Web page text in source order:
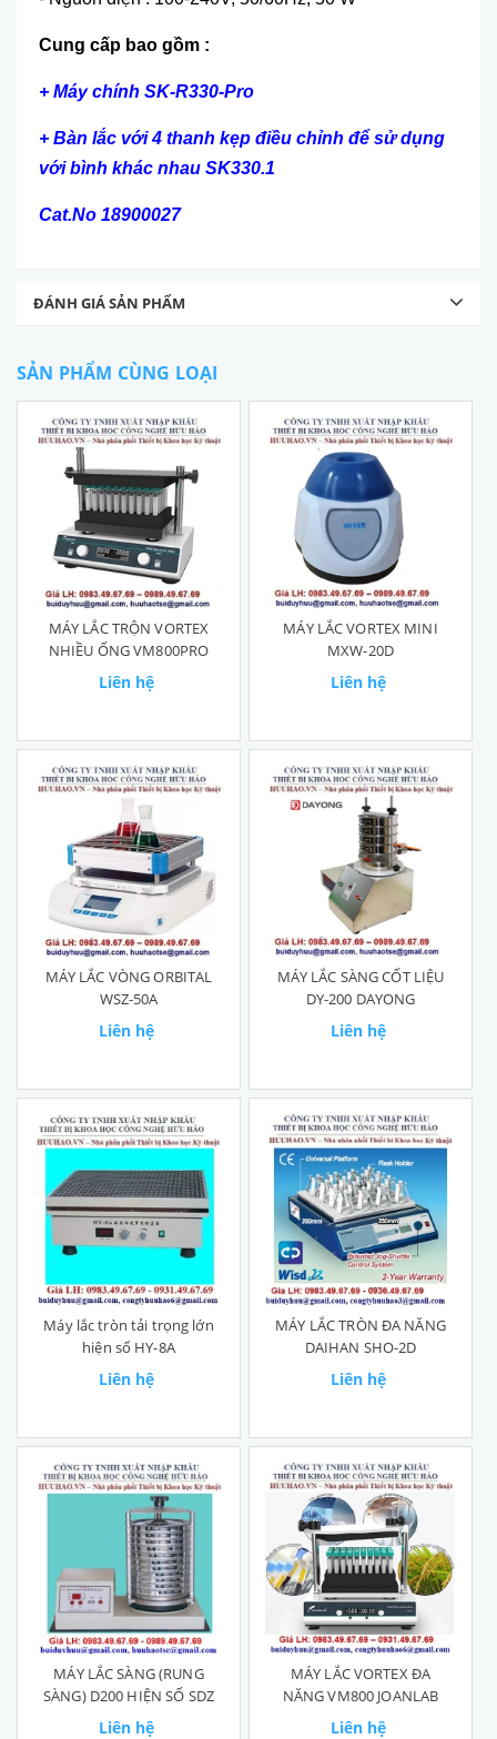
Cung cấp bao gồm :
+ Máy chính SK-R330-Pro
+ Bàn lắc với 4 thanh kẹp điều chỉnh để sử dụng
với bình khác nhau SK330.1
Cat.No 18900027
ĐÁNH GIÁ SẢN PHẨM
SẢN PHẨM CÙNG LOẠI
MÁY LẮC TRỘN VORTEX
NHIỀU ỐNG VM800PRO
Liên hệ
MÁY LẮC VORTEX MINI
MXW-20D
Liên hệ
MÁY LẮC VÒNG ORBITAL
WSZ-50A
Liên hệ
MÁY LẮC SÀNG CỐT LIỆU
DY-200 DAYONG
Liên hệ
Máy lắc tròn tải trọng lớn
hiện số HY-8A
Liên hệ
MÁY LẮC TRÒN ĐA NĂNG
DAIHAN SHO-2D
Liên hệ
MÁY LẮC SÀNG (RUNG
SÀNG) D200 HIỆN SỐ SDZ
Liên hệ
​​​​​​​MÁY LẮC VORTEX ĐA
NĂNG VM800 JOANLAB
Liên hệ